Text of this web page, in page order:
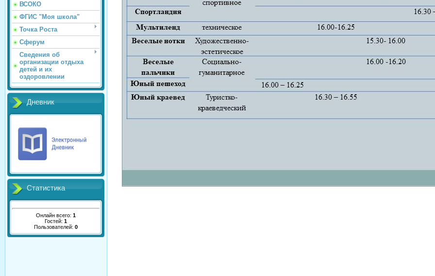
ВСОКО
ФГИС "Моя школа"
Точка Роста
Сферум
Сведения об
организации отдыха
детей и их
оздоровлении
Дневник
Статистика
Онлайн всего: 1
Гостей: 1
Пользователей: 0